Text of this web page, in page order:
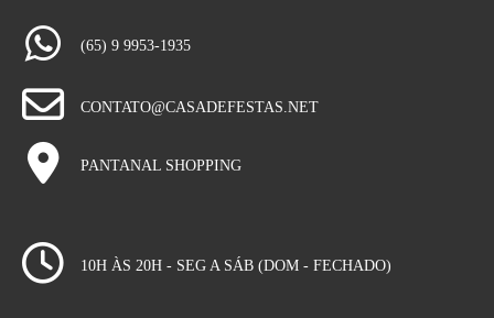
(65) 9 9953-1935
CONTATO@CASADEFESTAS.NET
PANTANAL SHOPPING
10H ÀS 20H - SEG A SÁB (DOM - FECHADO)